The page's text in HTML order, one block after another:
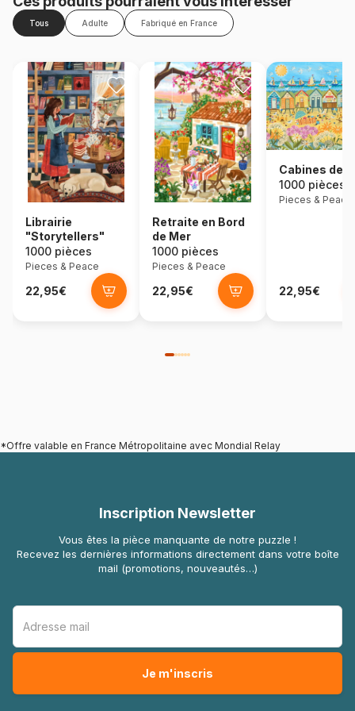
Tous Adulte Fabriqué en France
Librairie
"Storytellers"
1000 pièces
Pieces & Peace
22,95€
Retraite en Bord
de Mer
1000 pièces
Pieces & Peace
22,95€
Cabines de
1000 pièces
Pieces & Peace
22,95€
*Offre valable en France Métropolitaine avec Mondial Relay
Inscription Newsletter
Vous êtes la pièce manquante de notre puzzle !
Recevez les dernières informations directement dans votre boîte
mail (promotions, nouveautés…)